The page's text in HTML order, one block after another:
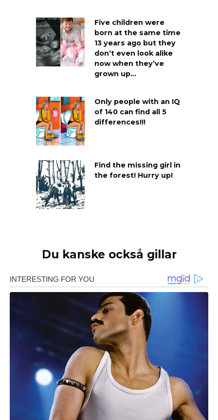
Five children were
born at the same time
13 years ago but they
don’t even look alike
now when they’ve
grown up…
Only people with an IQ
of 140 can find all 5
differences!!!
Find the missing girl in
the forest! Hurry up!
Du kanske också gillar